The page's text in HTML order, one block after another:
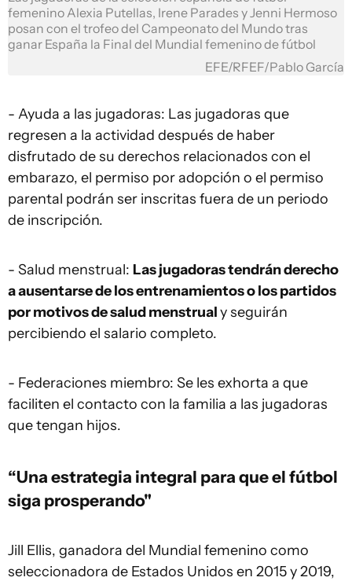
femenino Alexia Putellas, Irene Parades y Jenni Hermoso
posan con el trofeo del Campeonato del Mundo tras
ganar España la Final del Mundial femenino de fútbol
EFE/RFEF/Pablo García
- Ayuda a las jugadoras: Las jugadoras que
regresen a la actividad después de haber
disfrutado de su derechos relacionados con el
embarazo, el permiso por adopción o el permiso
parental podrán ser inscritas fuera de un periodo
de inscripción.
- Salud menstrual: Las jugadoras tendrán derecho
a ausentarse de los entrenamientos o los partidos
por motivos de salud menstrualy seguirán
percibiendo el salario completo.
- Federaciones miembro: Se les exhorta a que
faciliten el contacto con la familia a las jugadoras
que tengan hijos.
“Una estrategia integral para que el fútbol
siga prosperando"
Jill Ellis, ganadora del Mundial femenino como
seleccionadora de Estados Unidos en 2015 y 2019,